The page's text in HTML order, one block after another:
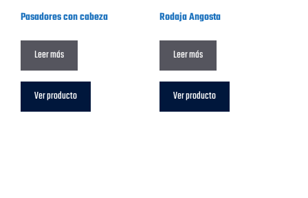
Pasadores con cabeza
Leer más
Ver producto
Rodaja Angosta
Leer más
Ver producto